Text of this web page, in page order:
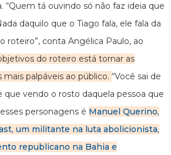
“Quem tá ouvindo só não faz ideia que
daquilo que o Tiago fala, ele fala da
roteiro”, conta Angélica Paulo, ao
do roteiro está tornar as
palpáveis ao público. “Você sai de
que vendo o rosto daquela pessoa que
personagens é Manuel Querino,
um militante na luta abolicionista,
republicano na Bahia e